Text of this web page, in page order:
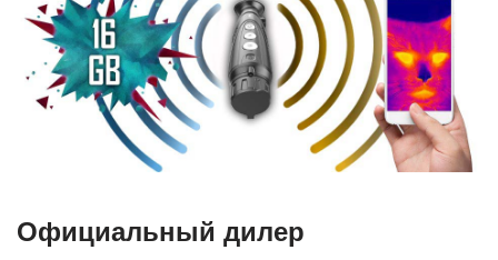
Официальный дилер